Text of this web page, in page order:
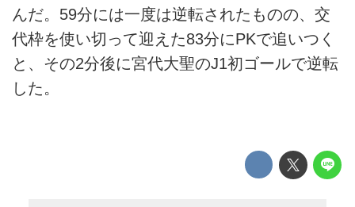
んだ。59分には一度は逆転されたものの、交
代枠を使い切って迎えた83分にPKで追いつく
と、その2分後に宮代大聖のJ1初ゴールで逆転
した。